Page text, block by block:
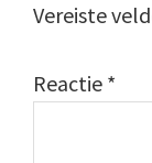
Vereiste
Reactie *